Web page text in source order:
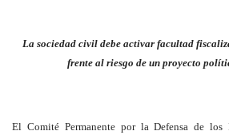
La sociedad civil debe activar facultad
frente al riesgo de un proyecto
El Comité Permanente por la Defensa de los